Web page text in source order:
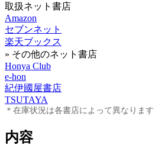
取扱ネット書店
Amazon
セブンネット
楽天ブックス
» その他のネット書店
Honya Club
e-hon
紀伊國屋書店
TSUTAYA
＊在庫状況は各書店によって異なります
内容